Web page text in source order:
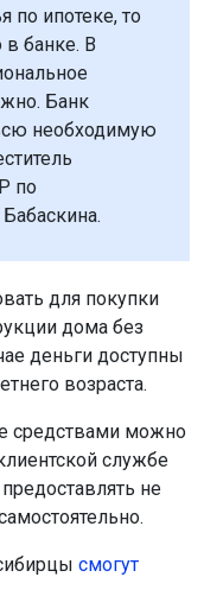
по ипотеке, то
банке. В
Банк
необходимую
по
для покупки
дома без
деньги доступны
возраста.
средствами можно
службе
не
смогут